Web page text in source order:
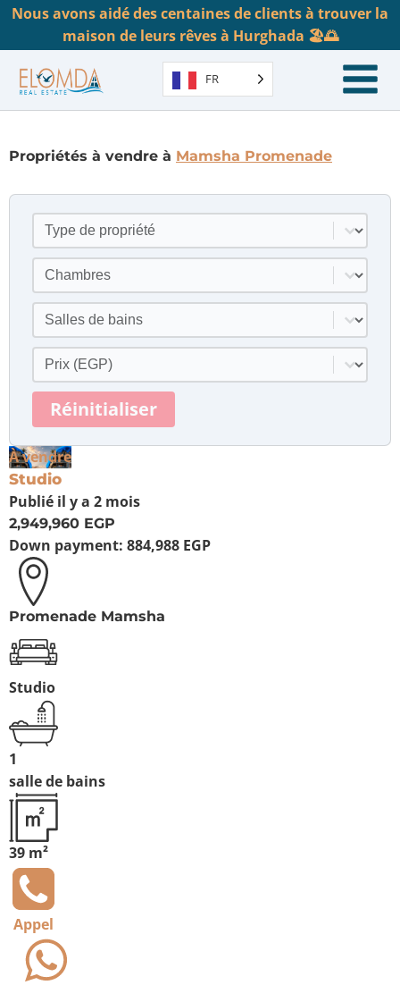
Nous avons aidé des centaines de clients à trouver la
maison de leurs rêves à Hurghada 🏖️🌅
FR
Propriétés à vendre à Mamsha Promenade
Type de propriété
Sélectionner le contenu
Chambres
Sélectionner le contenu
Salles de bains
Sélectionner le contenu
Prix
Sélectionner le contenu
Réinitialiser
À vendre
Studio
Publié il y a 2 mois
2,949,960 EGP
Down payment: 884,988 EGP
Promenade Mamsha
Studio
1
salle de bains
39 m²
Appel